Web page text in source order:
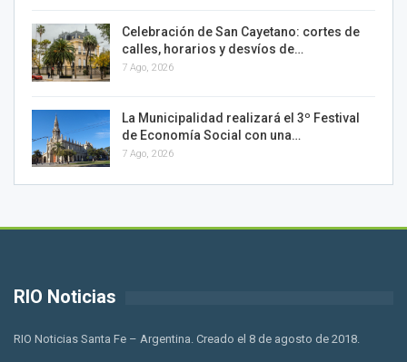
Celebración de San Cayetano: cortes de
calles, horarios y desvíos de…
7 Ago, 2026
La Municipalidad realizará el 3º Festival
de Economía Social con una…
7 Ago, 2026
RIO Noticias
RIO Noticias Santa Fe – Argentina. Creado el 8 de agosto de 2018.